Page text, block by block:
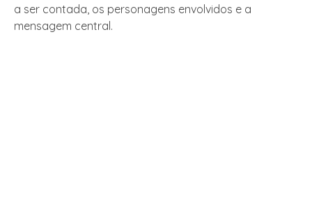
a ser contada, os personagens envolvidos e a
mensagem central.